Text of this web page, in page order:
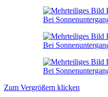
Zum Vergrößern klicken